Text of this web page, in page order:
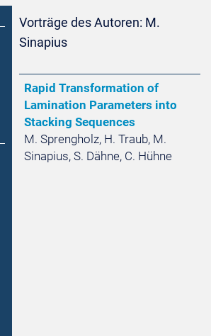
Vorträge des Autoren: M.
Sinapius
Rapid Transformation of
Lamination Parameters into
Stacking Sequences
M. Sprengholz, H. Traub, M.
Sinapius, S. Dähne, C. Hühne